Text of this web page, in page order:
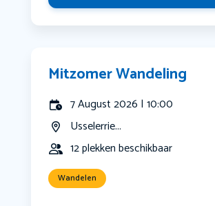
Mitzomer Wandeling
7 August 2026 | 10:00
Usselerrie...
12 plekken beschikbaar
Wandelen